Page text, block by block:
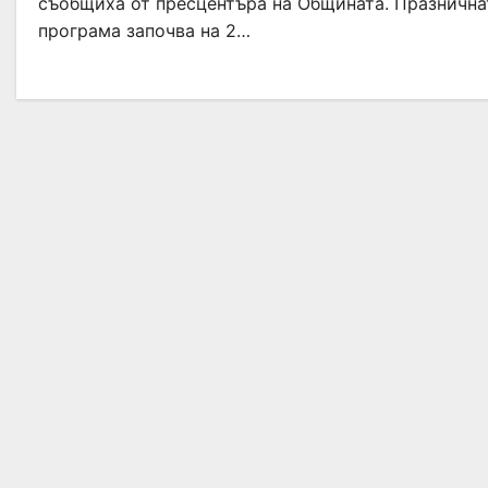
програма започва на 2…